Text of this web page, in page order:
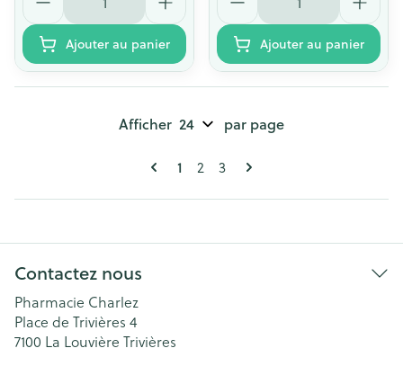
Ajouter au panier Ajouter au panier
Pages
Vous lisez actuellement la page
1 Page
2 Page
3
Afficher par page
Contactez nous
Pharmacie Charlez
Place de Trivières 4
7100 La Louvière Trivières